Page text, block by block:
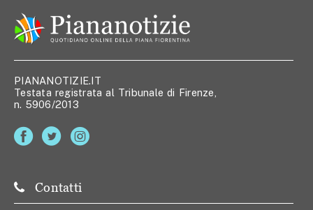
PIANANOTIZIE.IT
Testata registrata al Tribunale di Firenze,
n. 5906/2013
Contatti